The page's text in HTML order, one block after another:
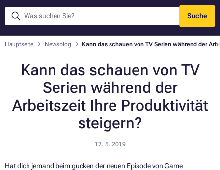
Suche
Menü
Hauptseite Newsblog Kann das schauen von TV Serien während der
Kann das schauen von TV
Serien während der
Arbeitszeit Ihre Produktivität
steigern?
17. 5. 2019
Hat dich jemand beim gucken der neuen Episode von Game